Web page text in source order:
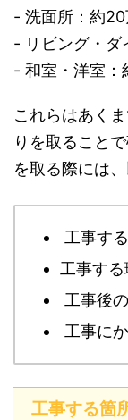
- 洗面所：約
- リビング・ダ
- 和室・洋室：
これらはあく
りを取ること
を取る際には
工事す
工事す
工事後
工事に
工事する箇